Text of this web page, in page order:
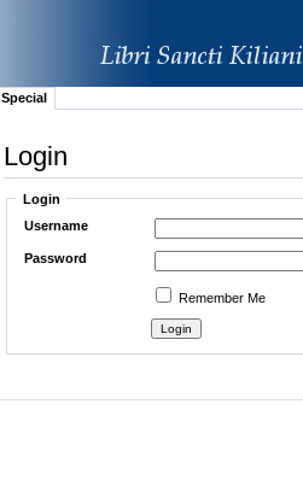
Special
Login
Login
Username
Password
Remember Me